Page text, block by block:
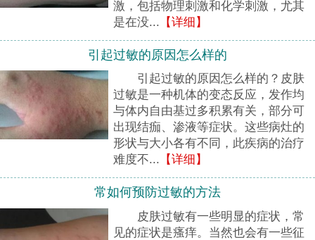
激，包括物理刺激和化学刺激，尤其
是在没... 【详细】
引起过敏的原因怎么样的
引起过敏的原因怎么样的？皮肤
过敏是一种机体的变态反应，发作均
与体内自由基过多积累有关，部分可
出现结痂、渗液等症状。这些病灶的
形状与大小各有不同，此疾病的治疗
难度不... 【详细】
常如何预防过敏的方法
皮肤过敏有一些明显的症状，常
见的症状是瘙痒。当然也会有一些征